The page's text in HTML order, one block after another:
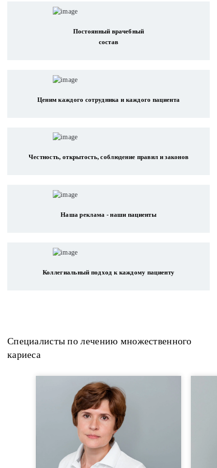
Постоянный врачебный
состав
Ценим каждого сотрудника и каждого пациента
Честность, открытость, соблюдение правил и законов
Наша реклама - наши пациенты
Коллегиальный подход к каждому пациенту
Специалисты по лечению множественного
кариеса